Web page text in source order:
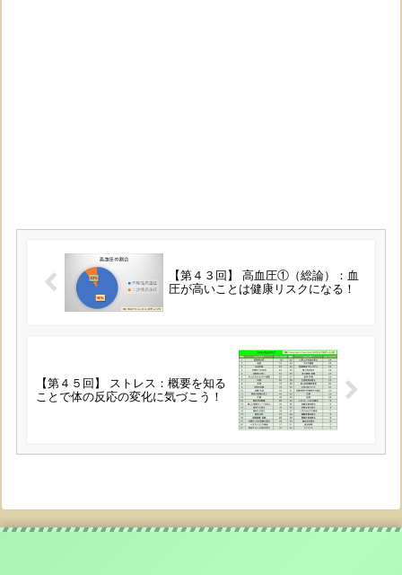
【第４３回】 高血圧①（総論）：血
圧が高いことは健康リスクになる！
【第４５回】 ストレス：概要を知る
ことで体の反応の変化に気づこう！